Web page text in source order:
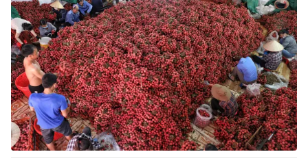
Y tế
Thế giới
Tin tức
Thế giới đó đây
Câu chuyện quốc tế
Kinh tế
Tài chính
Thị trường
Dữ liệu và đời sống